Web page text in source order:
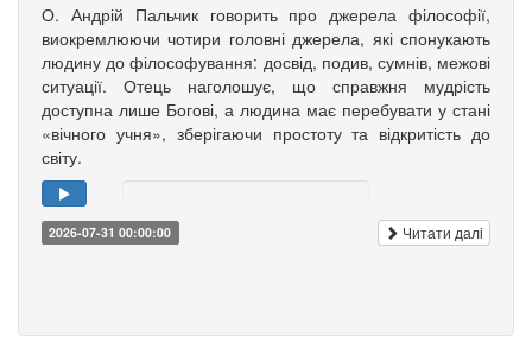
О. Андрій Пальчик говорить про джерела філософії,
виокремлюючи чотири головні джерела, які спонукають
людину до філософування: досвід, подив, сумнів, межові
ситуації. Отець наголошує, що справжня мудрість
доступна лише Богові, а людина має перебувати у стані
«вічного учня», зберігаючи простоту та відкритість до
світу.
2026-07-31 00:00:00 Читати далі